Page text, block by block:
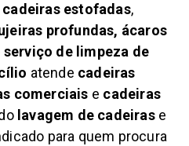
estofadas,
profundas, ácaros
serviço de limpeza de
atende cadeiras
comerciais e cadeiras
lavagem de cadeirase
para quem procura